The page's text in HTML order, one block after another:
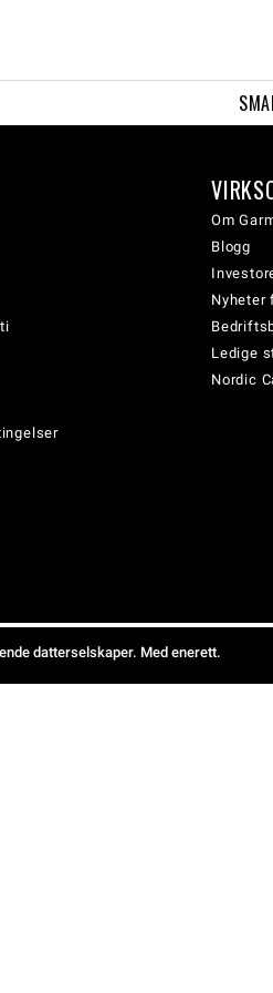
Om
Blogg
Nyheter
Ledige
Nordic
datterselskaper. Med enerett.